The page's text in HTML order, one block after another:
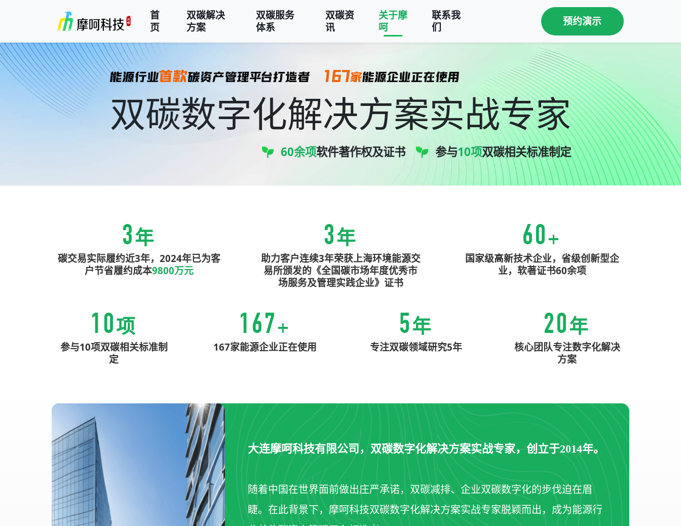
首
页
双碳解决
方案
双碳服务
体系
双碳资
讯
关于摩
呵
联系我
们
预约演示
双碳数字化解决方案实战专家
60余项软件著作权及证书 参与10项双碳相关标准制定
3年
碳交易实际履约近3年，2024年已为客
户节省履约成本9800万元
3年
助力客户连续3年荣获上海环境能源交
易所颁发的《全国碳市场年度优秀市
场服务及管理实践企业》证书
60+
国家级高新技术企业，省级创新型企
业，软著证书60余项
10项
参与10项双碳相关标准制
定
167+
167家能源企业正在使用
5年
专注双碳领域研究5年
20年
核心团队专注数字化解决
方案
大连摩呵科技有限公司，双碳数字化解决方案实战专家，创立于2014年。
随着中国在世界面前做出庄严承诺，双碳减排、企业双碳数字化的步伐迫在眉
睫。在此背景下，摩呵科技双碳数字化解决方案实战专家脱颖而出，成为能源行